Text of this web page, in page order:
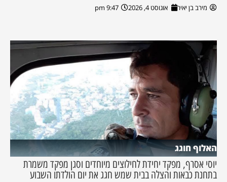
מירב בן יאיר אוגוסט 4, 2026 9:47 pm
האלוף חוגג
יוסי אסרף, מפקד יחידת לחילוצים מיוחדים וסגן מפקד משמרת
בתחנת כבאות והצלה בבית שמש חגג את יום הולדתו השבוע